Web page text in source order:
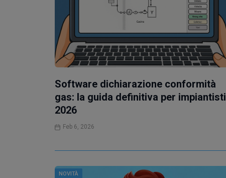
Software dichiarazione conformità
gas: la guida definitiva per impiantisti
2026
Feb 6, 2026
NOVITÀ